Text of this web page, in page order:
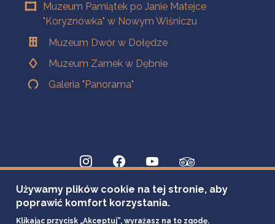
Muzeum Pamiątek po Janie Matejce
"Koryznówka" w Nowym Wiśniczu
Muzeum Dwór w Dołędze
Muzeum Zamek w Dębnie
Galeria "Panorama"
Używamy plików cookie na tej stronie, aby
poprawić komfort korzystania.
Klikając przycisk „Akceptuj”, wyrażasz na to zgodę.